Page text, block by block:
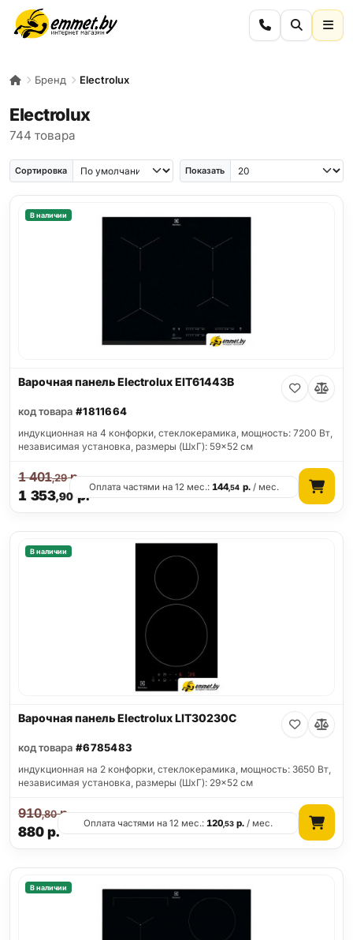
Бренд Electrolux
Electrolux
744 товара
Сортировка Показать
В наличии
Варочная панель Electrolux EIT61443B
код товара #1811664
индукционная на 4 конфорки, cтеклокерамика, мощность: 7200 Вт,
независимая установка, размеры (ШхГ): 59x52 см
1 353,90 р.
1 401,29р.
Оплата частями на 12 мес.:144,54 р./ мес.
В наличии
Варочная панель Electrolux LIT30230C
код товара #6785483
индукционная на 2 конфорки, cтеклокерамика, мощность: 3650 Вт,
независимая установка, размеры (ШхГ): 29x52 см
880р.
910,80р.
Оплата частями на 12 мес.: 120,53 р. / мес.
В наличии